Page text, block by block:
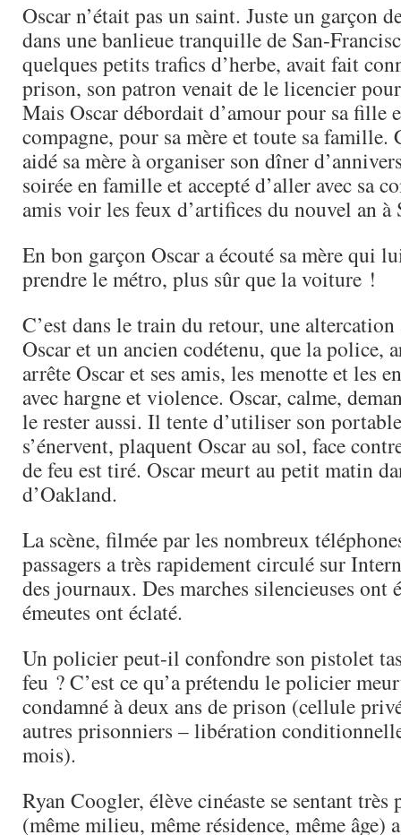
Oscar n’était pas un saint. Juste un garçon
dans une banlieue tranquille de San-
quelques petits trafics d’herbe, avait fait
prison, son patron venait de le licencier
Mais Oscar débordait d’amour pour sa fille
compagne, pour sa mère et toute sa
aidé sa mère à organiser son dîner
soirée en famille et accepté d’aller avec sa
amis voir les feux d’artifices du nouvel an à
En bon garçon Oscar a écouté sa mère qui
prendre le métro, plus sûr que la voiture !
C’est dans le train du retour, une altercation
Oscar et un ancien codétenu, que la police,
arrête Oscar et ses amis, les menotte et les
avec hargne et violence. Oscar, calme,
le rester aussi. Il tente d’utiliser son
s’énervent, plaquent Oscar au sol, face
de feu est tiré. Oscar meurt au petit matin
d’Oakland.
La scène, filmée par les nombreux
passagers a très rapidement circulé sur
des journaux. Des marches silencieuses ont
émeutes ont éclaté.
Un policier peut-il confondre son pistolet
feu ? C’est ce qu’a prétendu le policier
condamné à deux ans de prison (cellule
autres prisonniers – libération
mois).
Ryan Coogler, élève cinéaste se sentant très
(même milieu, même résidence, même âge)